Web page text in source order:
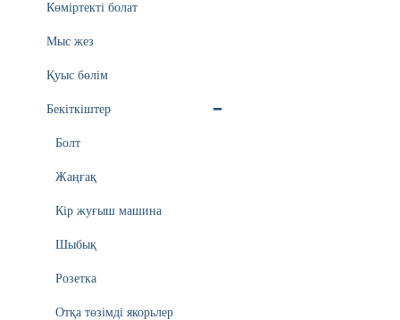
Көміртекті болат
Мыс жез
Қуыс бөлім
Бекіткіштер
Болт
Жаңғақ
Кір жуғыш машина
Шыбық
Розетка
Отқа төзімді якорьлер